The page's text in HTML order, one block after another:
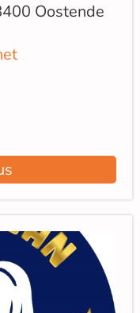
Oostende